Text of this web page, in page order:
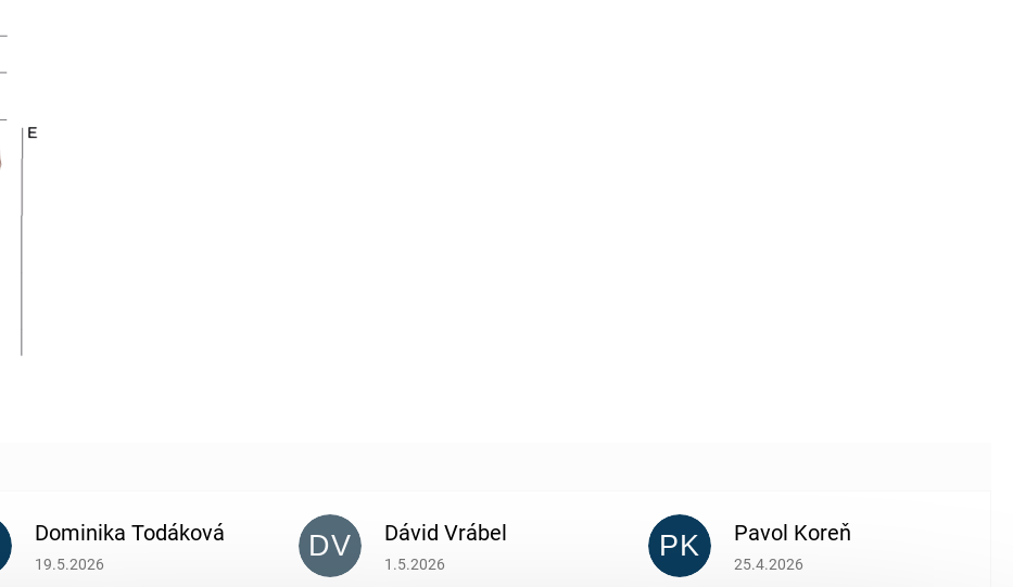
Dominika Todáková
Hodnotenie obchodu je 5 z 5 hviezdičiek.
19.5.2026
DV Dávid Vrábel
Hodnotenie obchodu je 5 z 5 hviezdičiek.
1.5.2026
PK Pavol Koreň
Hodnotenie obchodu je 5 z 5 hviezdičiek.
25.4.2026